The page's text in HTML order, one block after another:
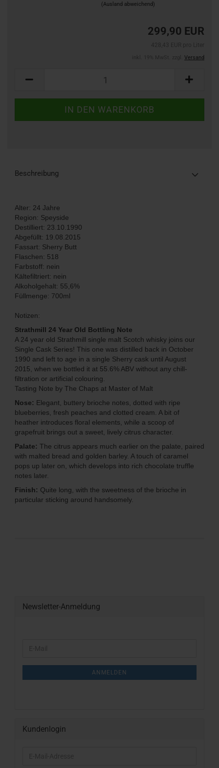
(Ausland abweichend)
299,90 EUR
Versand
Beschreibung
Alter: 24 Jahre
Region: Speyside
Destilliert: 23.10.1990
Abgefüllt: 19.08.2015
Fassart: Sherry Butt
Flaschen: 518
Farbstoff: nein
Kältefiltriert: nein
Alkoholgehalt: 55,6%
Füllmenge: 700ml
Notizen:
Strathmill 24 Year Old Bottling Note
A 24 year old Strathmill single malt Scotch whisky joins our
Single Cask Series! This one was distilled back in October
1990 and left to age in a single Sherry cask until August
2015, when we bottled it at 55.6% ABV without any chill-
filtration or artificial colouring.
Tasting Note by The Chaps at Master of Malt
Nose: Elegant, buttery brioche notes, dotted with ripe
blueberries, fresh peaches and clotted cream. A bit of
heather introduces floral elements, while a scoop of
grapefruit brings out a sweet, lively citrus character.
Palate: The citrus appears much earlier on the palate, paired
with malted bread and golden barley. A touch of caramel
pops up later on, which develops into rich chocolate truffle
notes later.
Finish: Quite long, with the sweetness of the brioche in
particular sticking around handsomely.
Newsletter-Anmeldung
ANMELDEN
Kundenlogin